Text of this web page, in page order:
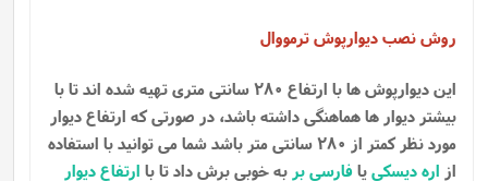
روش نصب دیوارپوش ترمووال
این دیوارپوش ها با ارتفاع 280 سانتی متری تهیه شده اند تا با
بیشتر دیوار ها هماهنگی داشته باشد، در صورتی که ارتفاع دیوار
مورد نظر کمتر از 280 سانتی متر باشد شما می توانید با استفاده
از اره دیسکییافارسی بر به خوبی برش داد تا با ارتفاع دیوار